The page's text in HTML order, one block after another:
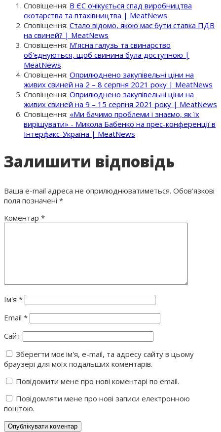
Сповіщення: В ЄС очікується спад виробництва
скотарства та птахівництва | MeatNews
Сповіщення: Стало відомо, якою має бути ставка ПДВ
на свиней? | MeatNews
Сповіщення: М'ясна галузь та свинарство
об'єднуються, щоб свинина була доступною |
MeatNews
Сповіщення: Оприлюднено закупівельні ціни на
живих свиней на 2 – 8 серпня 2021 року | MeatNews
Сповіщення: Оприлюднено закупівельні ціни на
живих свиней на 9 – 15 серпня 2021 року | MeatNews
Сповіщення: «Ми бачимо проблеми і знаємо, як їх
вирішувати» - Микола Бабенко на прес-конференції в
Інтерфакс-Україна | MeatNews
Залишити відповідь
Ваша e-mail адреса не оприлюднюватиметься. Обов’язкові
поля позначені *
Коментар *
Ім'я *
Email *
Сайт
Зберегти моє ім'я, e-mail, та адресу сайту в цьому
браузері для моїх подальших коментарів.
Повідомити мене про нові коментарі по email.
Повідомляти мене про нові записи електронною
поштою.